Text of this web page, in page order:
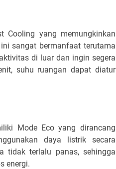
Cooling yang memungkinkan
sangat bermanfaat terutama
di luar dan ingin segera
suhu ruangan dapat diatur
Mode Eco yang dirancang
daya listrik secara
tidak terlalu panas, sehingga
energi.